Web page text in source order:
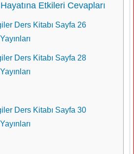
Etkileri Cevapları
Ders Kitabı Sayfa 26
Ders Kitabı Sayfa 28
Ders Kitabı Sayfa 30